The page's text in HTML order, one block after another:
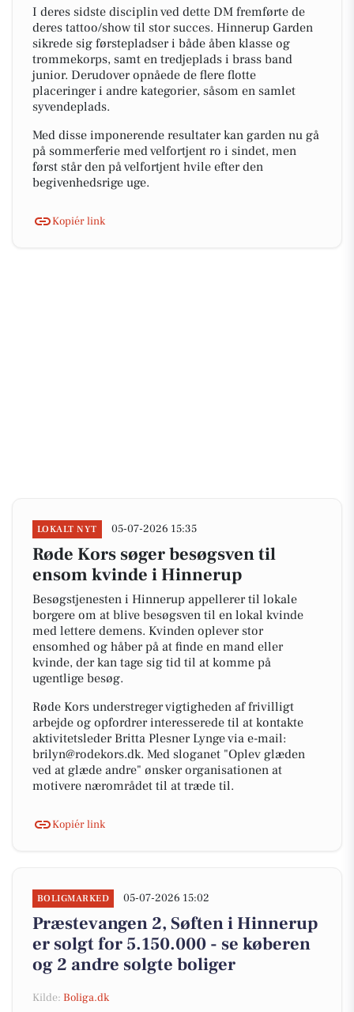
I deres sidste disciplin ved dette DM fremførte de
deres tattoo/show til stor succes. Hinnerup Garden
sikrede sig førstepladser i både åben klasse og
trommekorps, samt en tredjeplads i brass band
junior. Derudover opnåede de flere flotte
placeringer i andre kategorier, såsom en samlet
syvendeplads.
Med disse imponerende resultater kan garden nu gå
på sommerferie med velfortjent ro i sindet, men
først står den på velfortjent hvile efter den
begivenhedsrige uge.
Kopiér link
LOKALT NYT 05-07-2026 15:35
Røde Kors søger besøgsven til
ensom kvinde i Hinnerup
Besøgstjenesten i Hinnerup appellerer til lokale
borgere om at blive besøgsven til en lokal kvinde
med lettere demens. Kvinden oplever stor
ensomhed og håber på at finde en mand eller
kvinde, der kan tage sig tid til at komme på
ugentlige besøg.
Røde Kors understreger vigtigheden af frivilligt
arbejde og opfordrer interesserede til at kontakte
aktivitetsleder Britta Plesner Lynge via e-mail:
brilyn@rodekors.dk. Med sloganet "Oplev glæden
ved at glæde andre" ønsker organisationen at
motivere nærområdet til at træde til.
Kopiér link
BOLIGMARKED 05-07-2026 15:02
Præstevangen 2, Søften i Hinnerup
er solgt for 5.150.000 - se køberen
og 2 andre solgte boliger
Kilde: Boliga.dk